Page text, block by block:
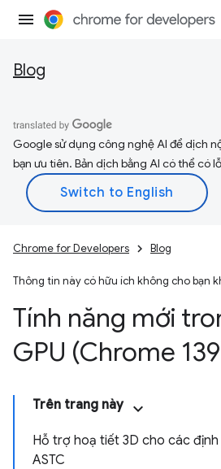
Blog
Google sử dụng công nghệ AI để dịch
bạn ưu tiên. Bản dịch bằng AI có thể có
Chrome for Developers Blog
Thông tin này có hữu ích không cho bạn
Tính năng mới
GPU (Chrome
Trên trang này
Hỗ trợ hoạ tiết 3D cho các định
ASTC